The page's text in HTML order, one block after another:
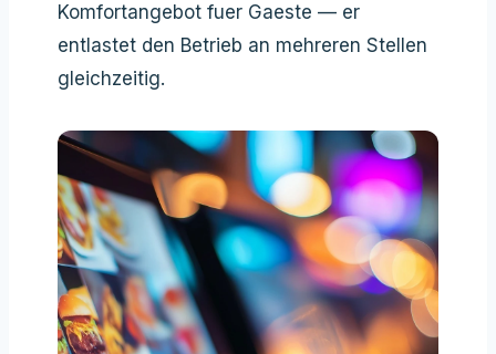
Komfortangebot fuer Gaeste — er
entlastet den Betrieb an mehreren Stellen
gleichzeitig.